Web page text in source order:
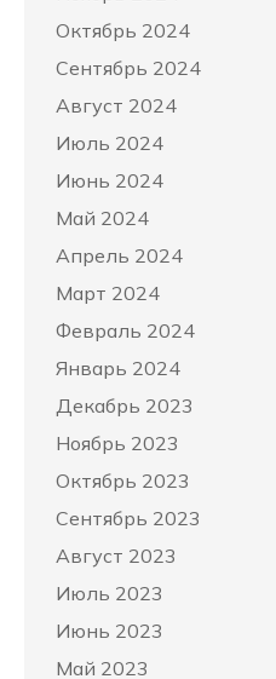
Октябрь 2024
Сентябрь 2024
Август 2024
Июль 2024
Июнь 2024
Май 2024
Апрель 2024
Март 2024
Февраль 2024
Январь 2024
Декабрь 2023
Ноябрь 2023
Октябрь 2023
Сентябрь 2023
Август 2023
Июль 2023
Июнь 2023
Май 2023